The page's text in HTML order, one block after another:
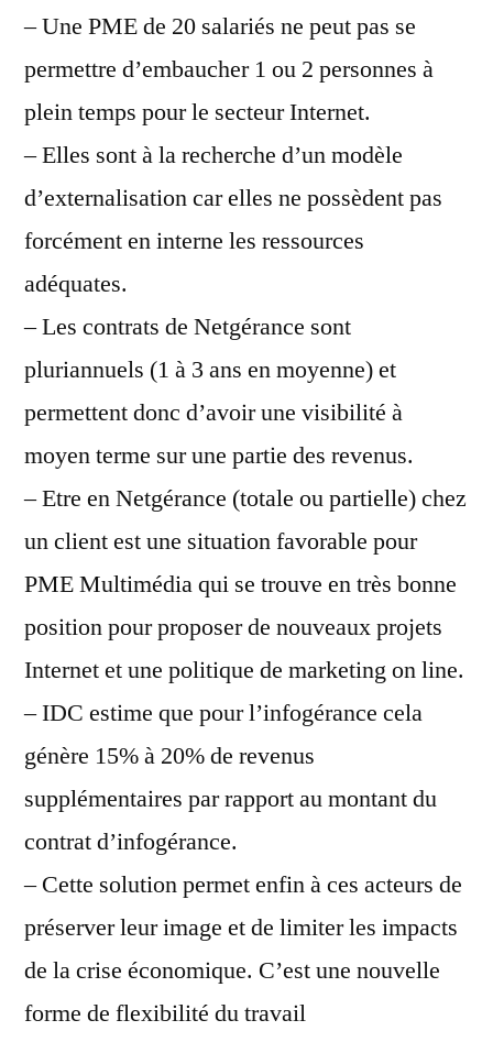
– Une PME de 20 salariés ne peut pas se
permettre d’embaucher 1 ou 2 personnes à
plein temps pour le secteur Internet.
– Elles sont à la recherche d’un modèle
d’externalisation car elles ne possèdent pas
forcément en interne les ressources
adéquates.
– Les contrats de Netgérance sont
pluriannuels (1 à 3 ans en moyenne) et
permettent donc d’avoir une visibilité à
moyen terme sur une partie des revenus.
– Etre en Netgérance (totale ou partielle) chez
un client est une situation favorable pour
PME Multimédia qui se trouve en très bonne
position pour proposer de nouveaux projets
Internet et une politique de marketing on line.
– IDC estime que pour l’infogérance cela
génère 15% à 20% de revenus
supplémentaires par rapport au montant du
contrat d’infogérance.
– Cette solution permet enfin à ces acteurs de
préserver leur image et de limiter les impacts
de la crise économique. C’est une nouvelle
forme de flexibilité du travail